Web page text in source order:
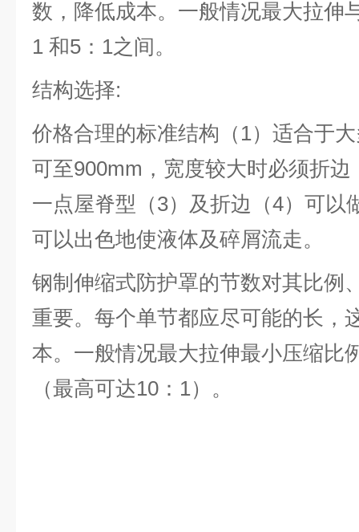
数，降低成本。一般情况最大拉伸
1 和5：1之间。
结构选择:
价格合理的标准结构（1）适合于
可至900mm，宽度较大时必须折
一点屋脊型（3）及折边（4）可以
可以出色地使液体及碎屑流走。
钢制伸缩式防护罩的节数对其比例
重要。每个单节都应尽可能的长，
本。一般情况最大拉伸最小压缩比
（最高可达10：1）。